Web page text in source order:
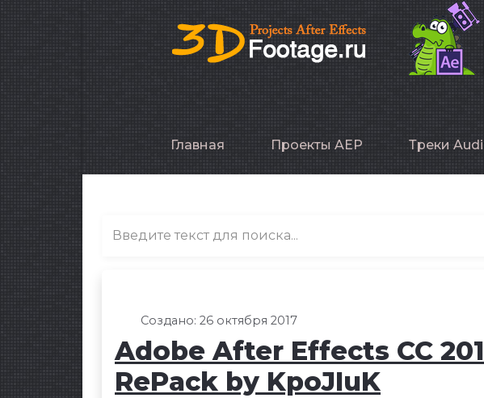
Главная Проекты AEP Треки
Создано: 26 октября 2017
Adobe After Effects CC
RePack by KpoJIuK